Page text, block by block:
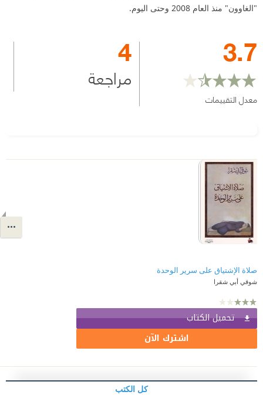
"الغاوون" منذ العام 2008 وحتى اليوم.
3.7
معدل التقييمات
4
مراجعة
صلاة الإشتياق على سرير الوحدة
شوقي أبي شقرا
تحميل الكتاب
اشترك الآن
كل الكتب